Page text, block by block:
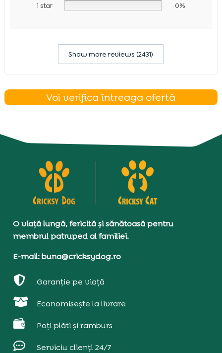
1 star 0%
Show more reviews (2431)
Voi verifica întreaga ofertă
O viață lungă, fericită și sănătoasă pentru
membrul patruped al familiei.
E-mail: buna@cricksydog.ro
 Garanție pe viață
 Economisește la livrare
 Poți plăti și ramburs
 Serviciu clienți 24/7